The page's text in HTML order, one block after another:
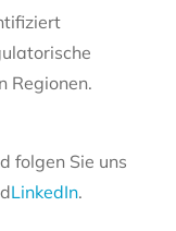
Regionen.
folgen Sie uns
LinkedIn.